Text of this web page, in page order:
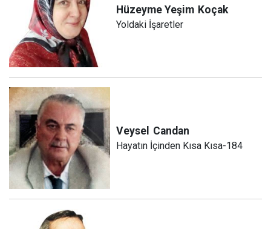
Hüzeyme Yeşim Koçak
Yoldaki İşaretler
Veysel Candan
Hayatın İçinden Kısa Kısa-184